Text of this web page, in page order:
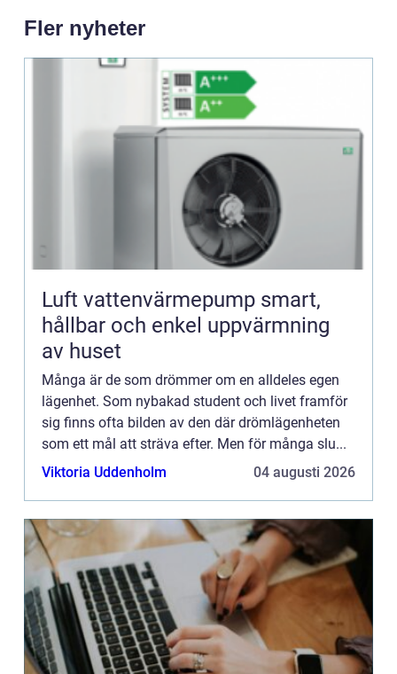
Fler nyheter
Luft vattenvärmepump smart,
hållbar och enkel uppvärmning
av huset
Många är de som drömmer om en alldeles egen
lägenhet. Som nybakad student och livet framför
sig finns ofta bilden av den där drömlägenheten
som ett mål att sträva efter. Men för många slu...
Viktoria Uddenholm
04 augusti 2026